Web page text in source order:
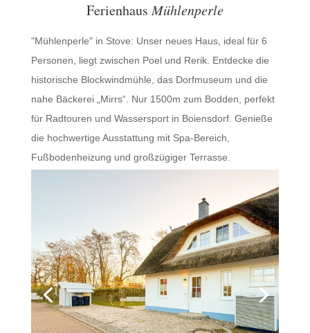
FerienhausMühlenperle
"Mühlenperle" in Stove: Unser neues Haus, ideal für 6
Personen, liegt zwischen Poel und Rerik. Entdecke die
historische Blockwindmühle, das Dorfmuseum und die
nahe Bäckerei „Mirrs“. Nur 1500m zum Bodden, perfekt
für Radtouren und Wassersport in Boiensdorf. Genieße
die hochwertige Ausstattung mit Spa-Bereich,
Fußbodenheizung und großzügiger Terrasse.